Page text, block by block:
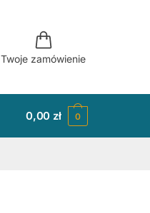
Twoje zamówienie
0,00zł 0